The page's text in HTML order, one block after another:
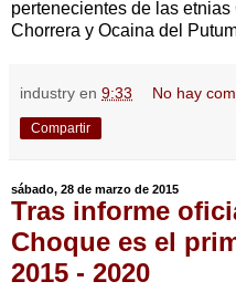
pertenecientes de las
Chorrera y Ocaina del
industry en 9:33 No hay
Compartir
sábado, 28 de marzo de 2015
Tras informe
Choque es el
2015 - 2020